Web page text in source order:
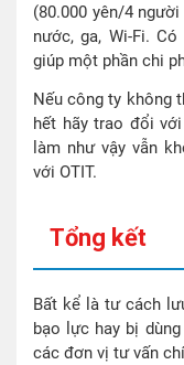
(80.000 yên/4
nước, ga, Wi-Fi.
giúp một phần chi
Nếu công ty không
hết hãy trao đổi
làm như vậy vẫn
với OTIT.
Tổng kết
Bất kể là tư cách
bạo lực hay bị
các đơn vị tư vấn